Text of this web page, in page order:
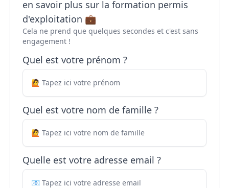
en savoir plus sur la formation permis
d'exploitation 💼
Cela ne prend que quelques secondes et c'est sans
engagement !
Quel est votre prénom ?
Quel est votre nom de famille ?
Quelle est votre adresse email ?